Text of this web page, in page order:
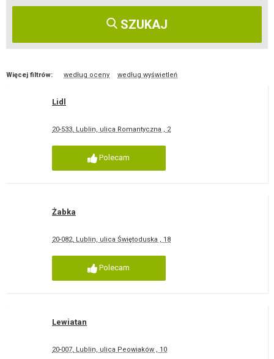
SZUKAJ
Więcej filtrów: według oceny według wyświetleń
Lidl
20-533, Lublin, ulica Romantyczna , 2
Polecam
Żabka
20-082, Lublin, ulica Świętoduska , 18
Polecam
Lewiatan
20-007, Lublin, ulica Peowiaków , 10